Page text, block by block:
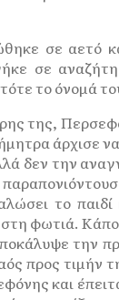
σε αετό
σε
το όνομά
της,
άρχισε να
δεν την
το παιδί
φωτιά.
την
προς τιμήν
και